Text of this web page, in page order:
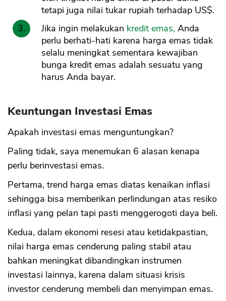
tetapi juga nilai tukar rupiah terhadap US$.
Jika ingin melakukan kredit emas, Anda
perlu berhati-hati karena harga emas tidak
selalu meningkat sementara kewajiban
bunga kredit emas adalah sesuatu yang
harus Anda bayar.
Keuntungan Investasi Emas
Apakah investasi emas menguntungkan?
Paling tidak, saya menemukan 6 alasan kenapa
perlu berinvestasi emas.
Pertama, trend harga emas diatas kenaikan inflasi
sehingga bisa memberikan perlindungan atas resiko
inflasi yang pelan tapi pasti menggerogoti daya beli.
Kedua, dalam ekonomi resesi atau ketidakpastian,
nilai harga emas cenderung paling stabil atau
bahkan meningkat dibandingkan instrumen
investasi lainnya, karena dalam situasi krisis
investor cenderung membeli dan menyimpan emas.